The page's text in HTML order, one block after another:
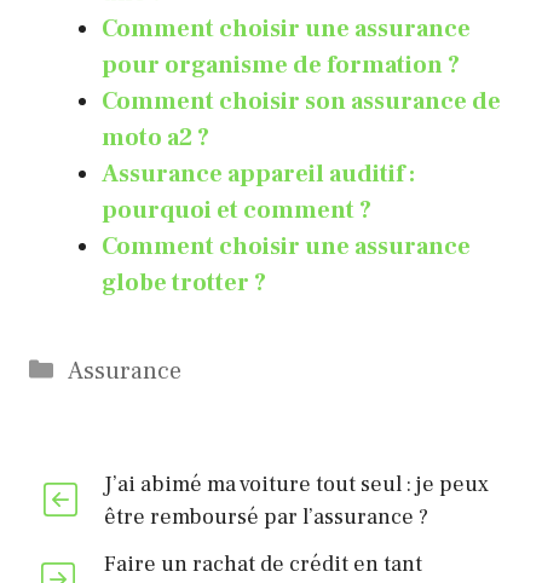
Comment choisir une assurance
pour organisme de formation ?
Comment choisir son assurance de
moto a2 ?
Assurance appareil auditif :
pourquoi et comment ?
Comment choisir une assurance
globe trotter ?
Catégories
Assurance
J’ai abimé ma voiture tout seul : je peux
être remboursé par l’assurance ?
Faire un rachat de crédit en tant